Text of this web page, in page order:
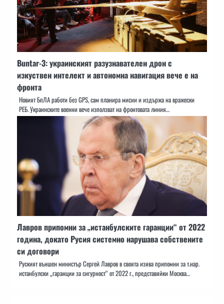
Buntar-3: украинският разузнавателен дрон с
изкуствен интелект и автономна навигация вече е на
фронта
Новият БпЛА работи без GPS, сам планира мисии и издържа на вражески
РЕБ. Украинските военни вече използват на фронтовата линия…
Лавров припомни за „истанбулските гаранции“ от 2022
година, докато Русия системно нарушава собствените
си договори
Руският външен министър Сергей Лавров в своята изява припомни за т.нар.
истанбулски „гаранции за сигурност“ от 2022 г., представяйки Москва…